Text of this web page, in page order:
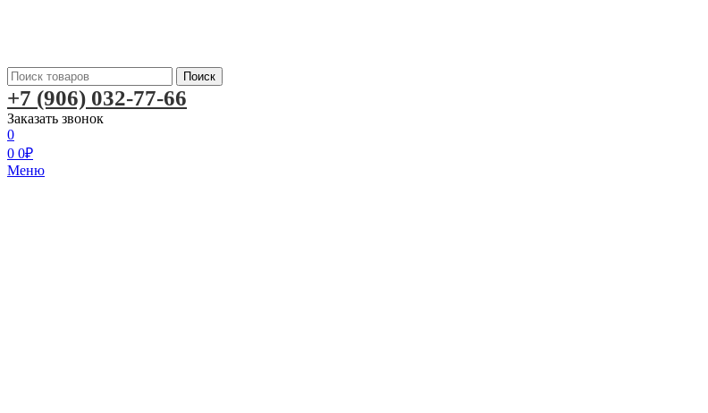
Поиск
+7 (906) 032-77-66
Заказать звонок
0
0 0₽
Меню